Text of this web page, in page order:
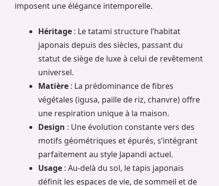
imposent une élégance intemporelle.
Héritage : Le tatami structure l’habitat
japonais depuis des siècles, passant du
statut de siège de luxe à celui de revêtement
universel.
Matière : La prédominance de fibres
végétales (igusa, paille de riz, chanvre) offre
une respiration unique à la maison.
Design : Une évolution constante vers des
motifs géométriques et épurés, s’intégrant
parfaitement au style Japandi actuel.
Usage : Au-delà du sol, le tapis japonais
définit les espaces de vie, de sommeil et de